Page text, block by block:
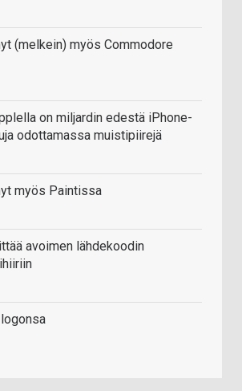
(melkein) myös Commodore
on miljardin edestä iPhone-
odottamassa muistipiirejä
myös Paintissa
avoimen lähdekoodin